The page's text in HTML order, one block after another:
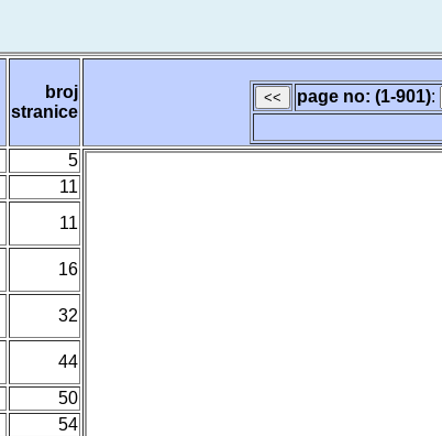
broj
stranice
page no: (1-901):
5
11
11
16
32
44
50
54